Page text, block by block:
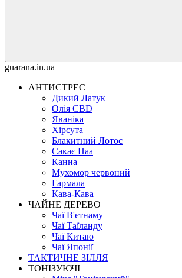
guarana.in.ua
АНТИСТРЕС
Дикий Латук
Олія CBD
Яваніка
Хірсута
Блакитний Лотос
Сакає Наа
Канна
Мухомор червоний
Гармала
Кава-Кава
ЧАЙНЕ ДЕРЕВО
Чаї В'єтнаму
Чаї Таїланду
Чаї Китаю
Чаї Японії
ТАКТИЧНЕ ЗІЛЛЯ
ТОНІЗУЮЧІ